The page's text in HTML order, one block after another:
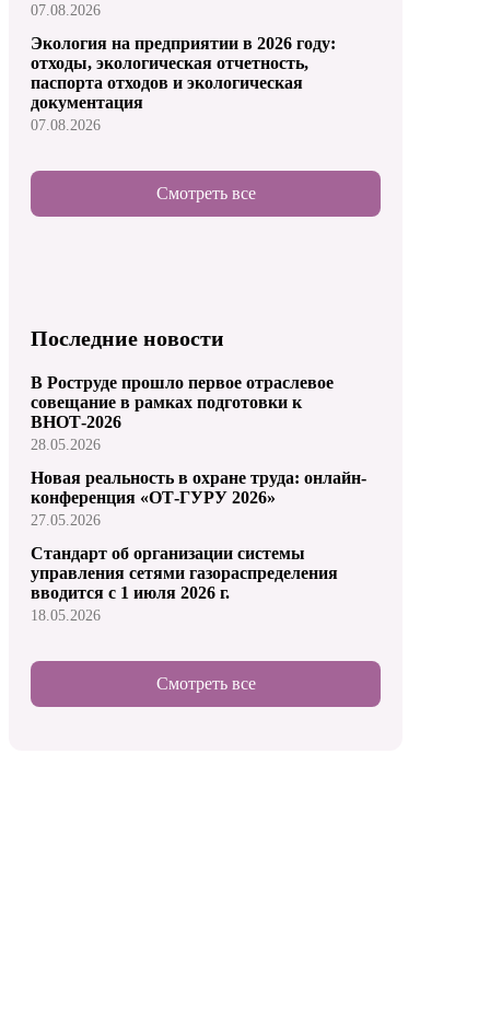
07.08.2026
Экология на предприятии в 2026 году:
отходы, экологическая отчетность,
паспорта отходов и экологическая
документация
07.08.2026
Смотреть все
Последние новости
В Роструде прошло первое отраслевое
совещание в рамках подготовки к
ВНОТ-2026
28.05.2026
Новая реальность в охране труда: онлайн-
конференция «ОТ-ГУРУ 2026»
27.05.2026
Стандарт об организации системы
управления сетями газораспределения
вводится с 1 июля 2026 г.
18.05.2026
Смотреть все